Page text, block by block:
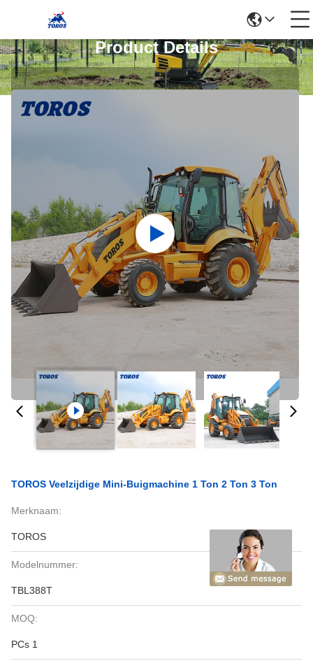
Product Details
TOROS Veelzijdige Mini-Buigmachine 1 Ton 2 Ton 3 Ton
Merknaam:
TOROS
Modelnummer:
TBL388T
MOQ:
PCs 1